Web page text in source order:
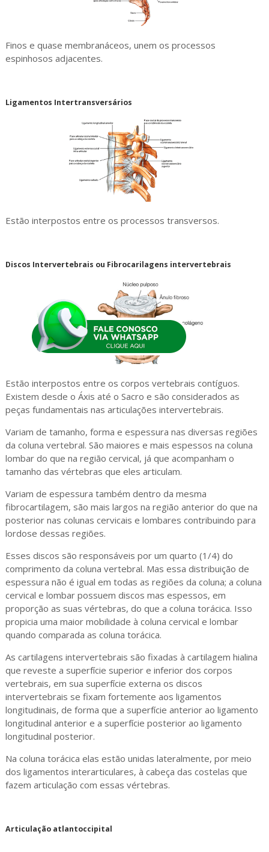
Finos e quase membranáceos, unem os processos
espinhosos adjacentes.
Ligamentos Intertransversários
Estão interpostos entre os processos transversos.
Discos Intervertebrais ou Fibrocarilagens intervertebrais
Estão interpostos entre os corpos vertebrais contíguos.
Existem desde o Áxis até o Sacro e são considerados as
peças fundamentais nas articulações intervertebrais.
Variam de tamanho, forma e espessura nas diversas regiões
da coluna vertebral. São maiores e mais espessos na coluna
lombar do que na região cervical, já que acompanham o
tamanho das vértebras que eles articulam.
Variam de espessura também dentro da mesma
fibrocartilagem, são mais largos na região anterior do que na
posterior nas colunas cervicais e lombares contribuindo para
lordose dessas regiões.
Esses discos são responsáveis por um quarto (1/4) do
comprimento da coluna vertebral. Mas essa distribuição de
espessura não é igual em todas as regiões da coluna; a coluna
cervical e lombar possuem discos mas espessos, em
proporção as suas vértebras, do que a coluna torácica. Isso
propicia uma maior mobilidade à coluna cervical e lombar
quando comparada as coluna torácica.
As cartilagens intervertebrais são fixadas à cartilagem hialina
que reveste a superfície superior e inferior dos corpos
vertebrais, em sua superfície externa os discos
intervertebrais se fixam fortemente aos ligamentos
longitudinais, de forma que a superfície anterior ao ligamento
longitudinal anterior e a superfície posterior ao ligamento
longitudinal posterior.
Na coluna torácica elas estão unidas lateralmente, por meio
dos ligamentos interarticulares, à cabeça das costelas que
fazem articulação com essas vértebras.
Articulação atlantoccipital